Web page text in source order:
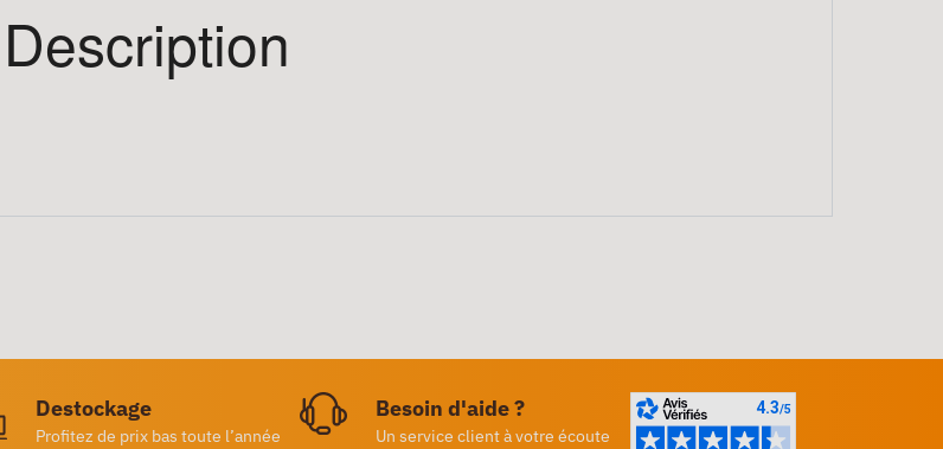
Description
Destockage
Profitez de prix bas toute l’année
Besoin d'aide ?
Un service client à votre écoute